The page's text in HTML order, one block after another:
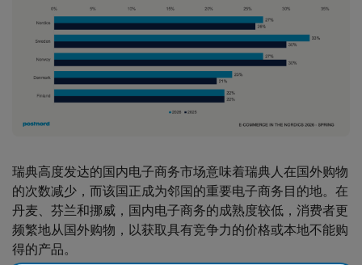
瑞典高度发达的国内电子商务市场意味着瑞典人在国外购物
的次数减少，而该国正成为邻国的重要电子商务目的地。在
丹麦、芬兰和挪威，国内电子商务的成熟度较低，消费者更
频繁地从国外购物，以获取具有竞争力的价格或本地不能购
得的产品。